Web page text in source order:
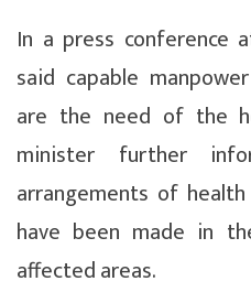
In a press conference
said capable
are the need of the
minister further
arrangements of
have been made in
affected areas.